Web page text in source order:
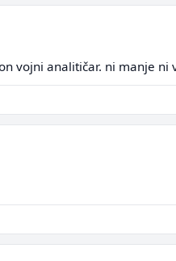
vojni analitičar. ni manje ni